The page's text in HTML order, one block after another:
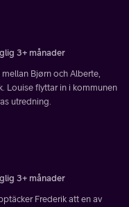
3+ månader
Bjørn och Alberte,
Louise flyttar in i kommunen
utredning.
3+ månader
Frederik att en av